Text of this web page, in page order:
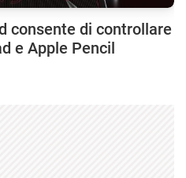
consente di controllare
e Apple Pencil